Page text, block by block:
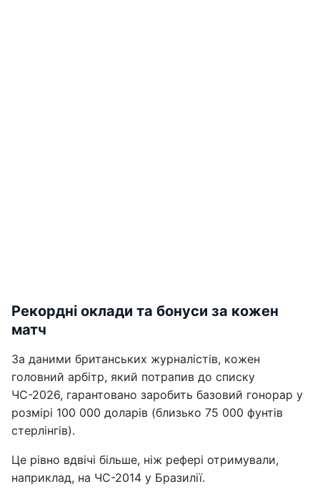
Рекордні оклади та бонуси за кожен
матч
За даними британських журналістів, кожен
головний арбітр, який потрапив до списку
ЧС-2026, гарантовано заробить базовий гонорар у
розмірі 100 000 доларів (близько 75 000 фунтів
стерлінгів).
Це рівно вдвічі більше, ніж рефері отримували,
наприклад, на ЧС-2014 у Бразилії.